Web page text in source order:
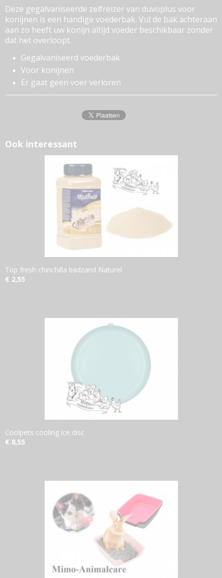
Bruto gewicht
1,50 Kg
Deze gegalvaniseerde zelfreizer van duvoplus voor
konijnen is een handige voederbak. Vul de bak achteraan
aan zo heeft uw konijn altijd voeder beschikbaar zonder
dat het overloopt.
Gegalvaniseerd voederbak
Voor konijnen
Er gaat geen voer verloren
Ook interessant
Top fresh chinchilla badzand Naturel
€ 2,55
Coolpets cooling ice disc
€ 8,55